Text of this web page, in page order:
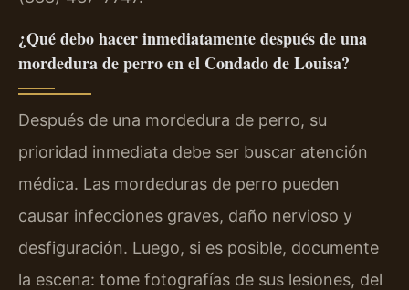
¿Qué debo hacer inmediatamente después de una
mordedura de perro en el Condado de Louisa?
Después de una mordedura de perro, su
prioridad inmediata debe ser buscar atención
médica. Las mordeduras de perro pueden
causar infecciones graves, daño nervioso y
desfiguración. Luego, si es posible, documente
la escena: tome fotografías de sus lesiones, del